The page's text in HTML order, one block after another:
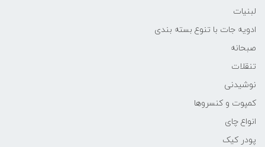
لبنیات
ادویه جات با تنوع بسته بندی
صبحانه
تنقلات
نوشیدنی
کمپوت و کنسروها
انواع چای
پودر کیک